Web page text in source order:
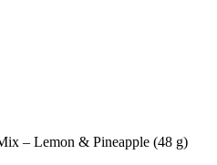
– Lemon & Pineapple (48 g)